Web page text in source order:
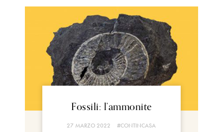
Fossili: l’ammonite
27 MARZO 2022 #CONTINCASA